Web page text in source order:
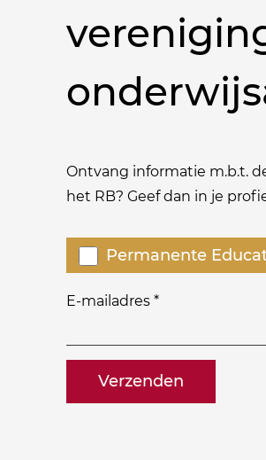
Ontvang informatie m.b.t.
het RB? Geef dan in je
E-mailadres *
naam@bedrijf.nl
Welke
nieuwsbrieven
zou
willen
ontvangen?
Permanente